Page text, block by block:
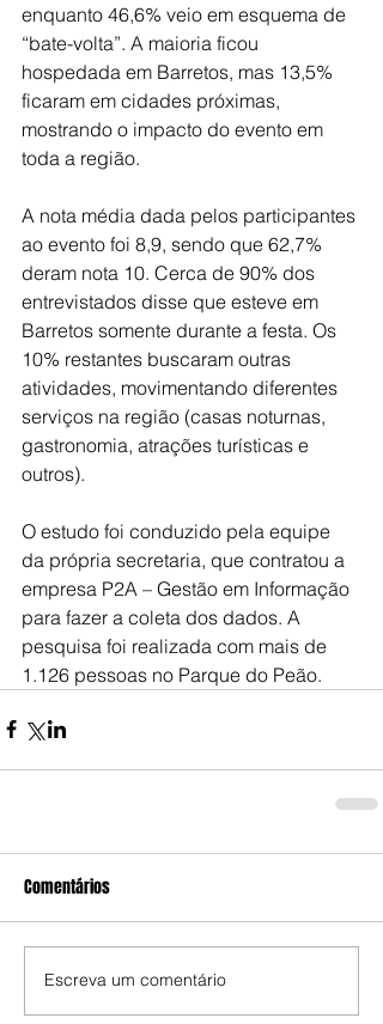
enquanto 46,6% veio em esquema de
“bate-volta”. A maioria ficou
hospedada em Barretos, mas 13,5%
ficaram em cidades próximas,
mostrando o impacto do evento em
toda a região.
A nota média dada pelos participantes
ao evento foi 8,9, sendo que 62,7%
deram nota 10. Cerca de 90% dos
entrevistados disse que esteve em
Barretos somente durante a festa. Os
10% restantes buscaram outras
atividades, movimentando diferentes
serviços na região (casas noturnas,
gastronomia, atrações turísticas e
outros).
O estudo foi conduzido pela equipe
da própria secretaria, que contratou a
empresa P2A – Gestão em Informação
para fazer a coleta dos dados. A
pesquisa foi realizada com mais de
1.126 pessoas no Parque do Peão.
Comentários
Escreva um comentário